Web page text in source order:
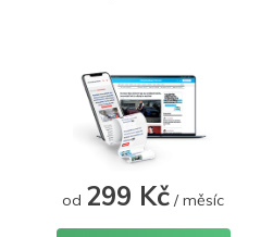
od 299 Kč / měsíc